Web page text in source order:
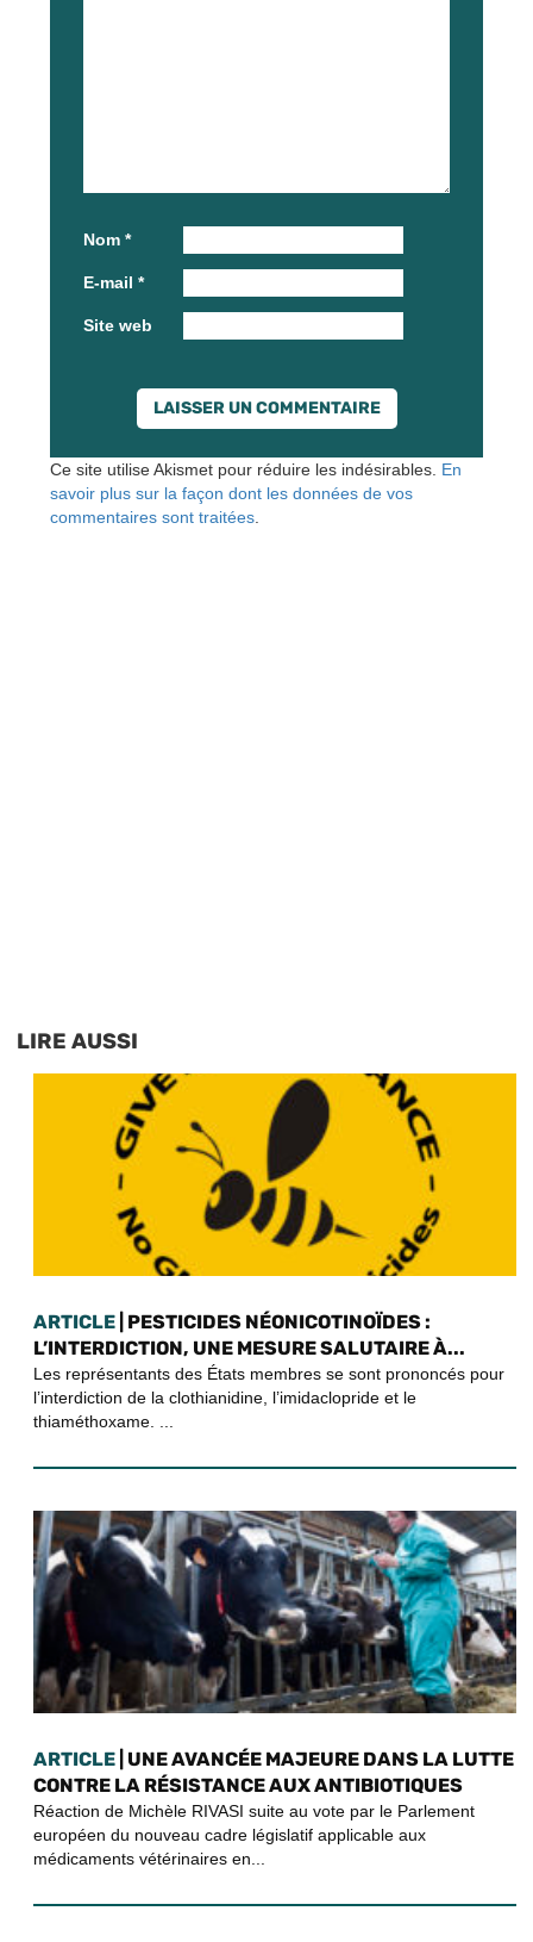
Nom *
E-mail *
Site web
Ce site utilise Akismet pour réduire les indésirables. En
savoir plus sur la façon dont les données de vos
commentaires sont traitées
LIRE AUSSI
ARTICLE | PESTICIDES NÉONICOTINOÏDES :
L’INTERDICTION, UNE MESURE SALUTAIRE À...
Les représentants des États membres se sont prononcés pour
l’interdiction de la clothianidine, l’imidaclopride et le
thiaméthoxame. ...
ARTICLE | UNE AVANCÉE MAJEURE DANS LA LUTTE
CONTRE LA RÉSISTANCE AUX ANTIBIOTIQUES
Réaction de Michèle RIVASI suite au vote par le Parlement
européen du nouveau cadre législatif applicable aux
médicaments vétérinaires en...